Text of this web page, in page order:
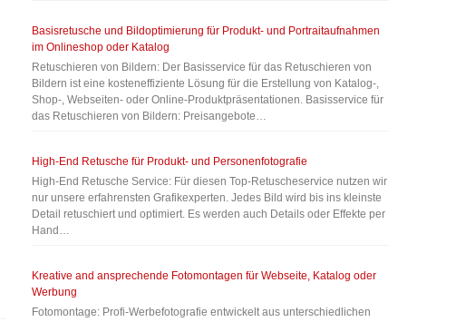
Basisretusche und Bildoptimierung für Produkt- und Portraitaufnahmen
im Onlineshop oder Katalog
Retuschieren von Bildern: Der Basisservice für das Retuschieren von
Bildern ist eine kosteneffiziente Lösung für die Erstellung von Katalog-,
Shop-, Webseiten- oder Online-Produktpräsentationen. Basisservice für
das Retuschieren von Bildern: Preisangebote…
High-End Retusche für Produkt- und Personenfotografie
High-End Retusche Service: Für diesen Top-Retuscheservice nutzen wir
nur unsere erfahrensten Grafikexperten. Jedes Bild wird bis ins kleinste
Detail retuschiert und optimiert. Es werden auch Details oder Effekte per
Hand…
Kreative and ansprechende Fotomontagen für Webseite, Katalog oder
Werbung
Fotomontage: Profi-Werbefotografie entwickelt aus unterschiedlichen